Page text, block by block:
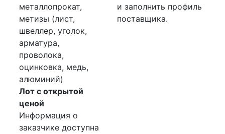
металлопрокат,
метизы (лист,
швеллер, уголок,
арматура,
проволока,
оцинковка, медь,
алюминий)
Лот с открытой
ценой
Информация о
заказчике доступна
и заполнить профиль
поставщика.